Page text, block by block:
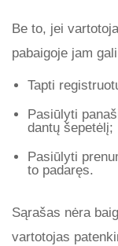
Be to, jei
pabaigoje jam
Tapti
Pasiūlyti
dantų šepetėlį;
Pasiūlyti
to padaręs.
Sąrašas nėra
vartotojas